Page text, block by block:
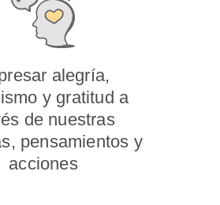
alegría,
y gratitud a
de nuestras
pensamientos y
acciones